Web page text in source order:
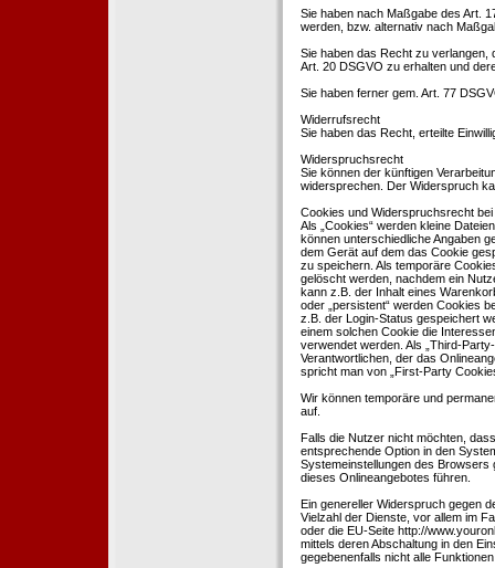
Sie haben nach Maßgabe des Art.
werden, bzw. alternativ nach
Sie haben das Recht zu verlangen,
Art. 20 DSGVO zu erhalten und
Sie haben ferner gem. Art. 77
Widerrufsrecht
Sie haben das Recht, erteilte
Widerspruchsrecht
Sie können der künftigen
widersprechen. Der Widerspruch
Cookies und Widerspruchsrecht
Als „Cookies“ werden kleine
können unterschiedliche Angaben
dem Gerät auf dem das Cookie
zu speichern. Als temporäre
gelöscht werden, nachdem ein
kann z.B. der Inhalt eines
oder „persistent“ werden Cookies
z.B. der Login-Status gespeichert
einem solchen Cookie die
verwendet werden. Als „Third-
Verantwortlichen, der das
spricht man von „First-Party
Wir können temporäre und
auf.
Falls die Nutzer nicht möchten,
entsprechende Option in den
Systemeinstellungen des
dieses Onlineangebotes führen.
Ein genereller Widerspruch gegen
Vielzahl der Dienste, vor allem im
oder die EU-Seite http://
mittels deren Abschaltung in den
gegebenenfalls nicht alle